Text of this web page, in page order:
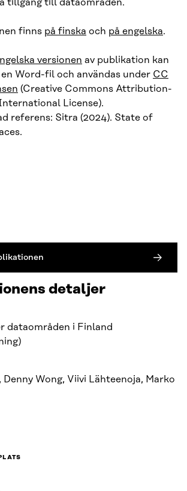
tillgång till dataområden.
finns på finska och på engelska.
versionen av publikation kan
Word-fil och användas under CC
(Creative Commons Attribution-
License).
referens: Sitra (2024). State of
detaljer
dataområden i Finland
Wong, Viivi Lähteenoja, Marko